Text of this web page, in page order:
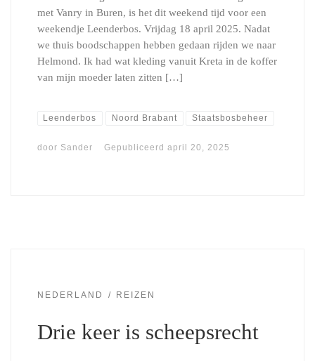
met Vanry in Buren, is het dit weekend tijd voor een
weekendje Leenderbos. Vrijdag 18 april 2025. Nadat
we thuis boodschappen hebben gedaan rijden we naar
Helmond. Ik had wat kleding vanuit Kreta in de koffer
van mijn moeder laten zitten […]
Leenderbos Noord Brabant Staatsbosbeheer
door Sander Gepubliceerd april 20, 2025
NEDERLAND REIZEN
Drie keer is scheepsrecht